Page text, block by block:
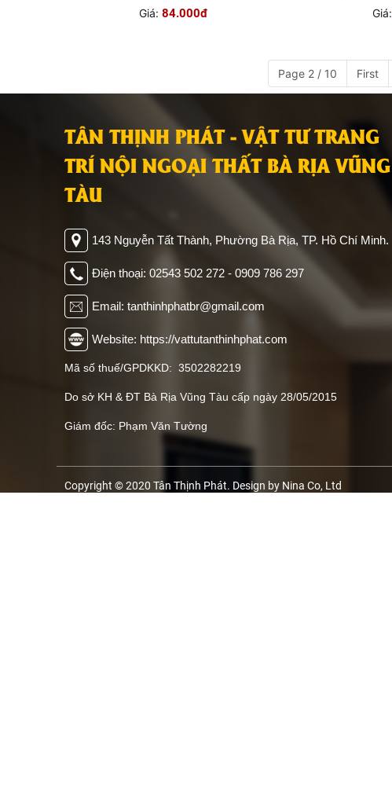
Giá: 84.000đ Giá:
Page 2 / 10 First
TÂN THỊNH PHÁT - VẬT TƯ TRANG
TRÍ NỘI NGOẠI THẤT BÀ RỊA VŨNG
TÀU
143 Nguyễn Tất Thành, Phường Bà Rịa, TP. Hồ Chí Minh.
Điện thoại: 02543 502 272 - 0909 786 297
Email: tanthinhphatbr@gmail.com
Website: https://vattutanthinhphat.com
Mã số thuế/GPDKKD: 3502282219
Do sở KH & ĐT Bà Rịa Vũng Tàu cấp ngày 28/05/2015
Giám đốc: Phạm Văn Tường
Copyright © 2020 Tân Thịnh Phát. Design by Nina Co, Ltd